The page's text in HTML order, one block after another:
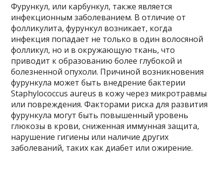
Фурункул, или карбункул, также является
инфекционным заболеванием. В отличие от
фолликулита, фурункул возникает, когда
инфекция попадает не только в один волосяной
фолликул, но и в окружающую ткань, что
приводит к образованию более глубокой и
болезненной опухоли. Причиной возникновения
фурункула может быть внедрение бактерии
Staphylococcus aureus в кожу через микротравмы
или повреждения. Факторами риска для развития
фурункула могут быть повышенный уровень
глюкозы в крови, сниженная иммунная защита,
нарушение гигиены или наличие других
заболеваний, таких как диабет или ожирение.